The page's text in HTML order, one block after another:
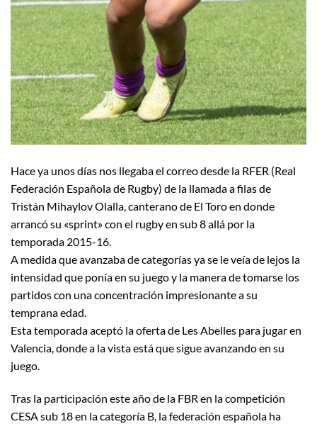
Hace ya unos días nos llegaba el correo desde la RFER (Real
Federación Española de Rugby) de la llamada a filas de
Tristán Mihaylov Olalla, canterano de El Toro en donde
arrancó su «sprint» con el rugby en sub 8 allá por la
temporada 2015-16.
A medida que avanzaba de categorías ya se le veía de lejos la
intensidad que ponía en su juego y la manera de tomarse los
partidos con una concentración impresionante a su
temprana edad.
Esta temporada aceptó la oferta de Les Abelles para jugar en
Valencia, donde a la vista está que sigue avanzando en su
juego.
Tras la participación este año de la FBR en la competición
CESA sub 18 en la categoría B, la federación española ha